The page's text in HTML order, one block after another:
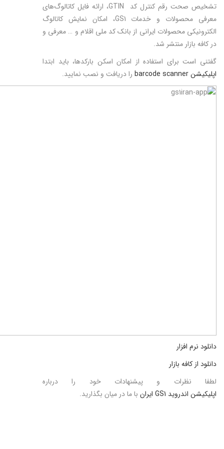
تشخیص صحت رقم کنترل کد GTIN، ارائه فایل کاتالوگ‌های
معرفی محصولات و خدمات GS1، امکان نمایش کاتالوگ
الکترونیکی محصولات ایرانی از بانک کد ملی اقلام و … معرفی و
در کافه بازار منتشر شد.
گفتنی است برای استفاده از امکان اسکن بارکدها، باید ابتدا
اپلیکیشن barcode scanner
را دریافت و نصب نمایید.
دانلود نرم افزار
دانلود از کافه بازار
لطفا نظرات و پیشنهادات خود را درباره
اپلیکیشن اندروید GS1 ایران
با ما در میان بگذارید.